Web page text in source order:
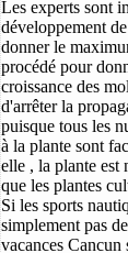
Les experts sont
développement
donner le
procédé pour
croissance des
d'arrêter la
puisque tous les
à la plante sont
elle , la plante est
que les plantes
Si les sports
simplement pas
vacances Cancun